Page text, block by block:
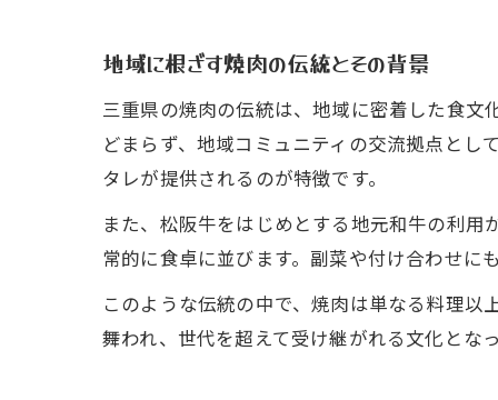
地域に根ざす焼肉の伝統とその背景
三重県の焼肉の伝統は、地域に密着した食
どまらず、地域コミュニティの交流拠点と
タレが提供されるのが特徴です。
また、松阪牛をはじめとする地元和牛の利
常的に食卓に並びます。副菜や付け合わせに
このような伝統の中で、焼肉は単なる料理
舞われ、世代を超えて受け継がれる文化となっ